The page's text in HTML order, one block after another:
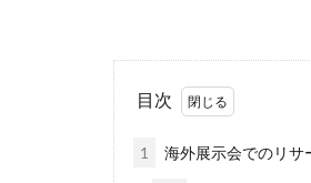
目次
1 海外展示会でのリサ